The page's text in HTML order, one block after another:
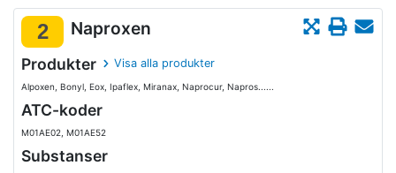
2 Naproxen
Produkter Visa alla produkter
Alpoxen, Bonyl, Eox, Ipaflex, Miranax, Naprocur, Napros......
ATC-koder
M01AE02, M01AE52
Substanser